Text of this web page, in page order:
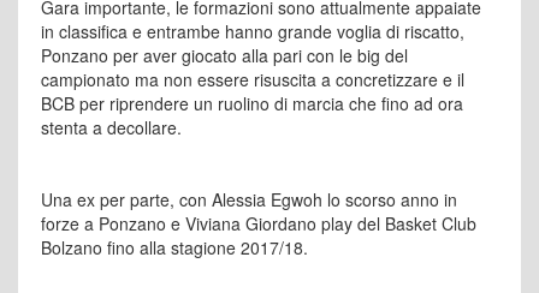
Gara importante, le formazioni sono attualmente appaiate
in classifica e entrambe hanno grande voglia di riscatto,
Ponzano per aver giocato alla pari con le big del
campionato ma non essere risuscita a concretizzare e il
BCB per riprendere un ruolino di marcia che fino ad ora
stenta a decollare.
Una ex per parte, con Alessia Egwoh lo scorso anno in
forze a Ponzano e Viviana Giordano play del Basket Club
Bolzano fino alla stagione 2017/18.